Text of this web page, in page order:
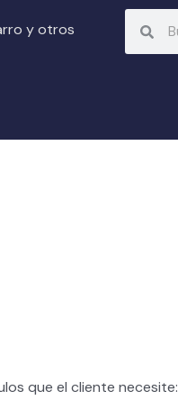
y otros
que el cliente necesite: